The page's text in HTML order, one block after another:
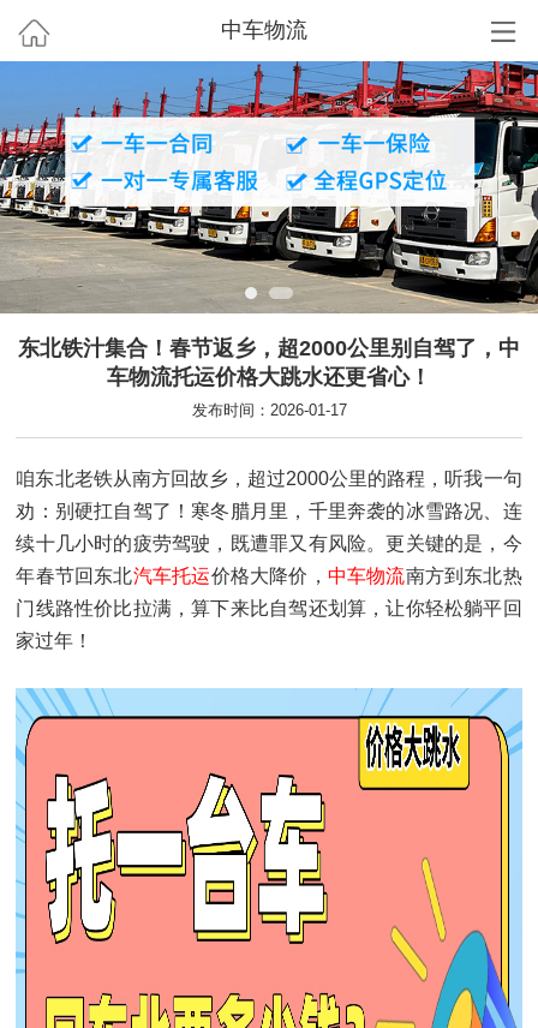
中车物流
东北铁汁集合！春节返乡，超2000公里别自驾了，中
车物流托运价格大跳水还更省心！
发布时间：2026-01-17
咱东北老铁从南方回故乡，超过2000公里的路程，听我一句
劝：别硬扛自驾了！寒冬腊月里，千里奔袭的冰雪路况、连
续十几小时的疲劳驾驶，既遭罪又有风险。更关键的是，今
年春节回东北汽车托运价格大降价， 中车物流南方到东北热
门线路性价比拉满，算下来比自驾还划算，让你轻松躺平回
家过年！